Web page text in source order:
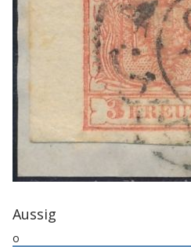
Aussig
o